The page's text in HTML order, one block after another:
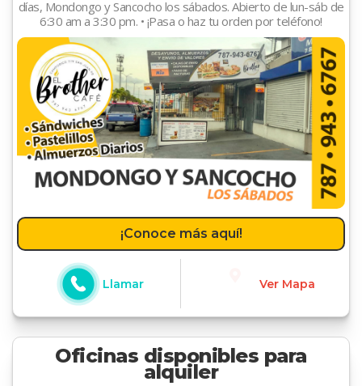
días, Mondongo y Sancocho los sábados. Abierto de lun-sáb de
6:30 am a 3:30 pm. • ¡Pasa o haz tu orden por teléfono!
¡Conoce más aquí!
Llamar Ver Mapa
Oficinas disponibles para
alquiler